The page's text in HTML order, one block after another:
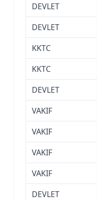
DEVLET
DEVLET
KKTC
KKTC
DEVLET
VAKIF
VAKIF
VAKIF
VAKIF
DEVLET